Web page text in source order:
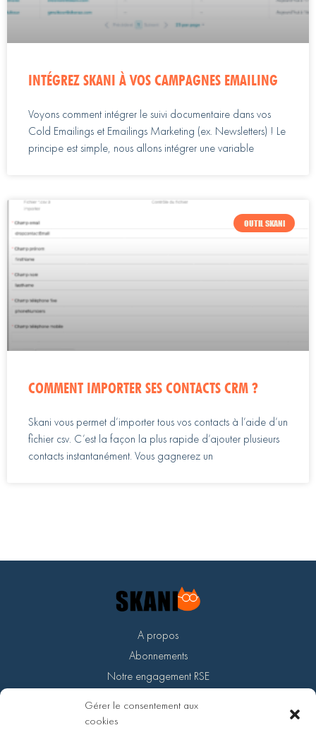
Gérer le consentement aux
cookies
INTÉGREZ SKANI À VOS CAMPAGNES EMAILING
Voyons comment intégrer le suivi documentaire dans vos
Cold Emailings et Emailings Marketing (ex. Newsletters) ! Le
principe est simple, nous allons intégrer une variable
OUTIL SKANI
COMMENT IMPORTER SES CONTACTS CRM ?
Skani vous permet d’importer tous vos contacts à l’aide d’un
fichier csv. C’est la façon la plus rapide d’ajouter plusieurs
contacts instantanément. Vous gagnerez un
A propos
Abonnements
Notre engagement RSE